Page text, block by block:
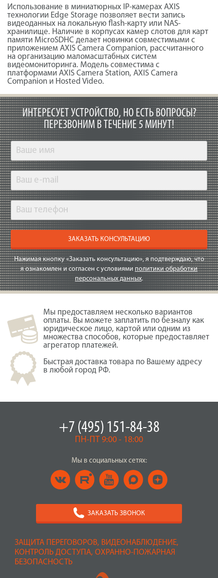
Использование в миниатюрных IP-камерах AXIS
технологии Edge Storage позволяет вести запись
видеоданных на локальную flash-карту или NAS-
хранилище. Наличие в корпусах камер слотов для карт
памяти MicroSDHC делает новинки совместимыми с
приложением AXIS Camera Companion, рассчитанного
на организацию маломасштабных систем
видеомониторинга. Модель совместима с
платформами AXIS Camera Station, AXIS Camera
Companion и Hosted Video.
ИНТЕРЕСУЕТ УСТРОЙСТВО, НО ЕСТЬ ВОПРОСЫ?
ПЕРЕЗВОНИМ В ТЕЧЕНИЕ 5 МИНУТ!
ЗАКАЗАТЬ КОНСУЛЬТАЦИЮ
Нажимая кнопку «Заказать консультацию», я подтверждаю, что
я ознакомлен и согласен с условиями политики обработки
персональных данных.
Мы предоставляем несколько вариантов
оплаты. Вы можете заплатить по безналу как
юридическое лицо, картой или одним из
множества способов, которые предоставляет
агрегатор платежей.
Быстрая доставка товара по Вашему адресу
в любой город РФ.
ЗАЩИТА ПЕРЕГОВОРОВ, ВИДЕОНАБЛЮДЕНИЕ,
КОНТРОЛЬ ДОСТУПА, ОХРАННО-ПОЖАРНАЯ
БЕЗОПАСНОСТЬ
+7 (495) 151-84-38
ПН-ПТ 9:00 - 18:00
Мы в социальных сетях:
ЗАКАЗАТЬ ЗВОНОК